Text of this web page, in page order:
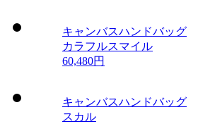
キャンバスハンドバッグ
カラフルスマイル
60,480円
キャンバスハンドバッグ
スカル